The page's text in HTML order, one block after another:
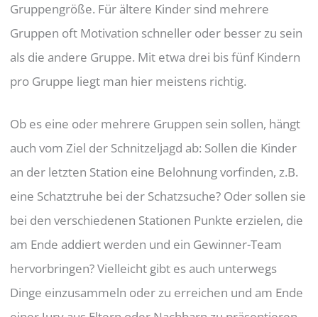
Gruppengröße. Für ältere Kinder sind mehrere
Gruppen oft Motivation schneller oder besser zu sein
als die andere Gruppe. Mit etwa drei bis fünf Kindern
pro Gruppe liegt man hier meistens richtig.
Ob es eine oder mehrere Gruppen sein sollen, hängt
auch vom Ziel der Schnitzeljagd ab: Sollen die Kinder
an der letzten Station eine Belohnung vorfinden, z.B.
eine Schatztruhe bei der Schatzsuche? Oder sollen sie
bei den verschiedenen Stationen Punkte erzielen, die
am Ende addiert werden und ein Gewinner-Team
hervorbringen? Vielleicht gibt es auch unterwegs
Dinge einzusammeln oder zu erreichen und am Ende